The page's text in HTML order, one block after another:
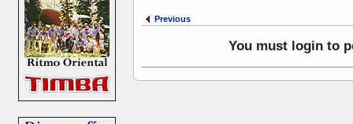
Previous
You must login to